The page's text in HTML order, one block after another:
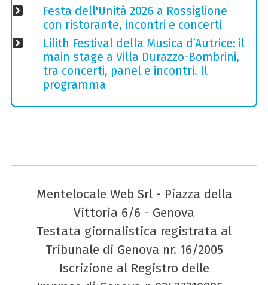
Festa dell'Unità 2026 a Rossiglione
con ristorante, incontri e concerti
Lilith Festival della Musica d’Autrice: il
main stage a Villa Durazzo-Bombrini,
tra concerti, panel e incontri. Il
programma
Mentelocale Web Srl - Piazza della
Vittoria 6/6 - Genova
Testata giornalistica registrata al
Tribunale di Genova nr. 16/2005
Iscrizione al Registro delle